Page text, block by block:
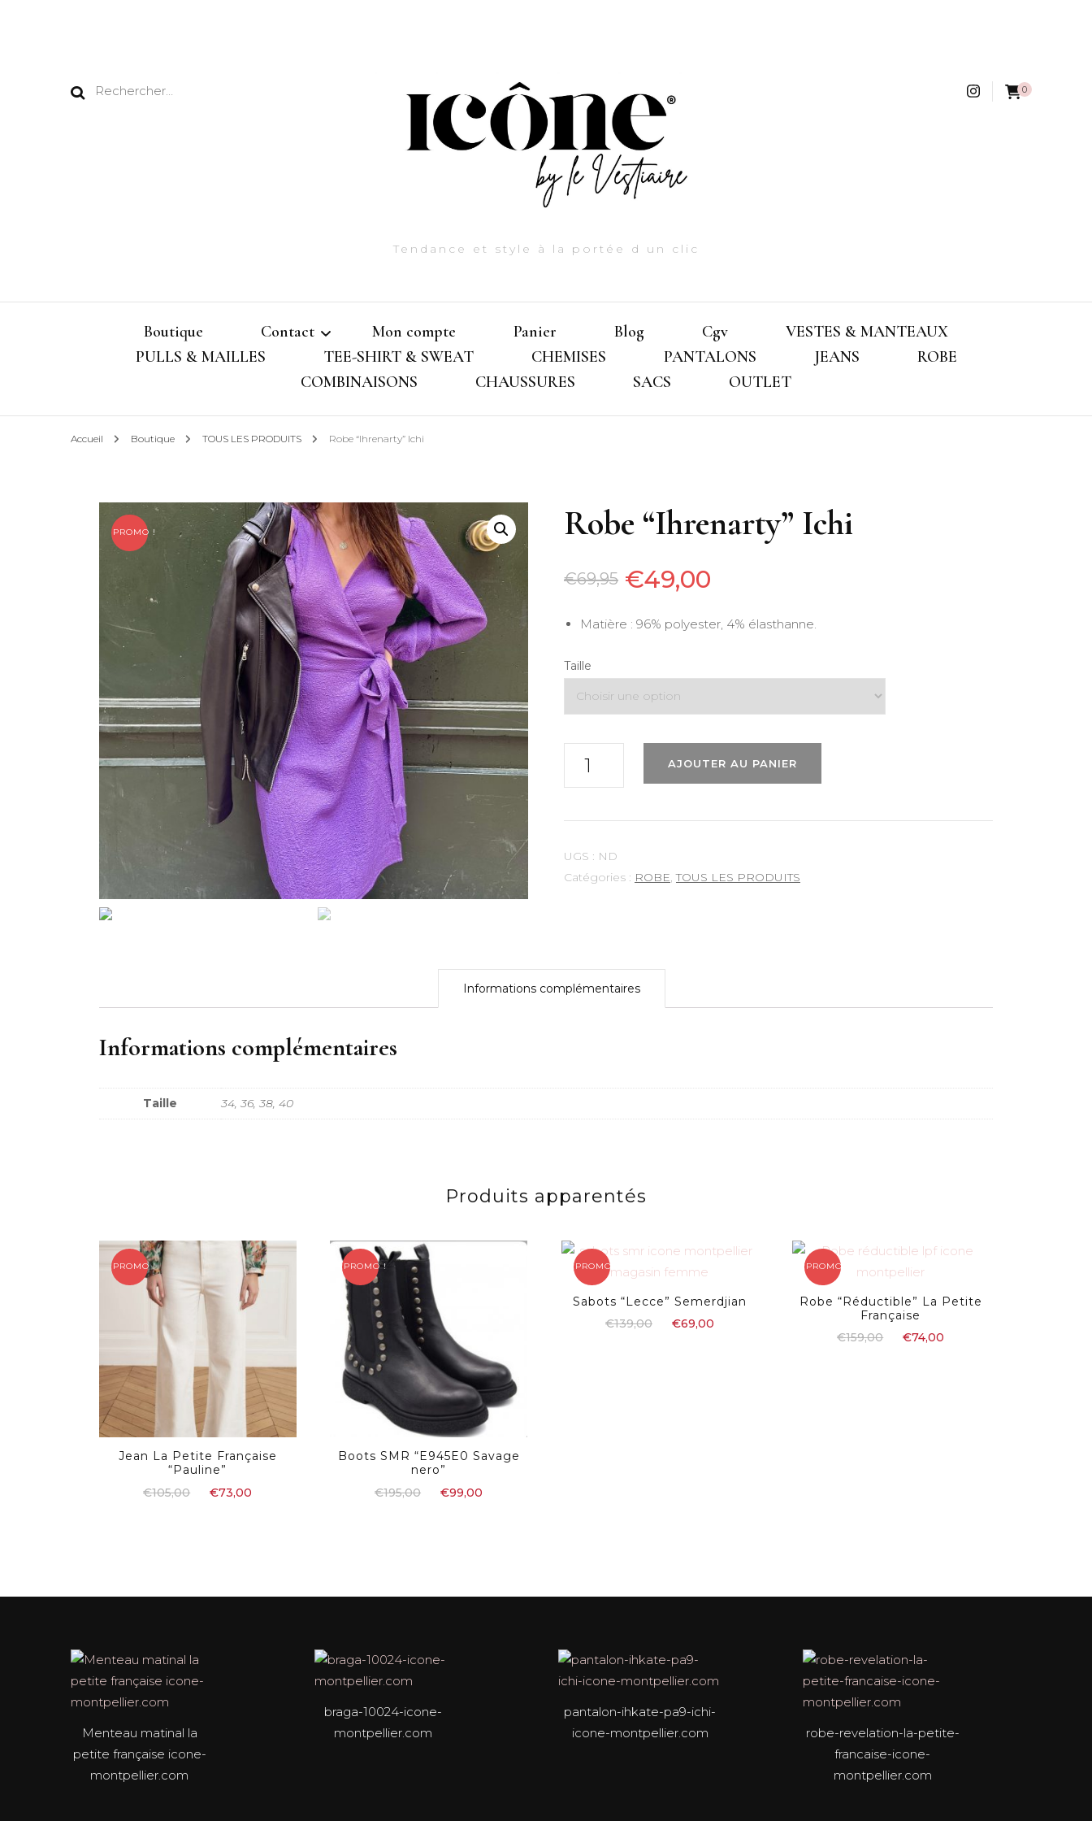
Rechercher :
Tendance et style à la portée d un clic
0
Boutique Contact Mon compte Panier Blog Cgv
VESTES & MANTEAUX
PULLS & MAILLES
TEE-SHIRT & SWEAT CHEMISES PANTALONS JEANS
ROBE
COMBINAISONS
CHAUSSURES SACS OUTLET
Accueil Boutique TOUS LES PRODUITS Robe “Ihrenarty” Ichi
PROMO ! Robe “Ihrenarty” Ichi
€69,95 €49,00
Matière : 96% polyester, 4% élasthanne.
Taille
AJOUTER AU PANIER
UGS : ND
Catégories : ROBE,TOUS LES PRODUITS
Informations complémentaires
Informations complémentaires
Taille 34, 36, 38, 40
Produits apparentés
PROMO !
Jean La Petite Française
“Pauline”
€105,00 €73,00
PROMO !
Boots SMR “E945E0 Savage
nero”
€195,00 €99,00
PROMO !
Sabots “Lecce” Semerdjian
€139,00 €69,00
PROMO !
Robe “Réductible” La Petite
Française
€159,00 €74,00
Menteau matinal la
petite française icone-
montpellier.com
braga-10024-icone-
montpellier.com
pantalon-ihkate-pa9-ichi-
icone-montpellier.com
robe-revelation-la-petite-
francaise-icone-
montpellier.com